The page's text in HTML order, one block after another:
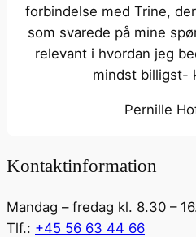
forbindelse med Trine,
som svarede på mine
relevant i hvordan jeg
mindst billigst-
Pernille
Kontaktinformation
Mandag – fredag kl. 8.30 –
Tlf.: +45 56 63 44 66